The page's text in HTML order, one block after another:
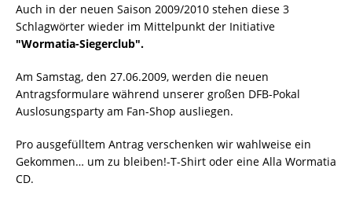
Auch in der neuen Saison 2009/2010 stehen diese 3
Schlagwörter wieder im Mittelpunkt der Initiative
"Wormatia-Siegerclub".
Am Samstag, den 27.06.2009, werden die neuen
Antragsformulare während unserer großen DFB-Pokal
Auslosungsparty am Fan-Shop ausliegen.
Pro ausgefülltem Antrag verschenken wir wahlweise ein
Gekommen… um zu bleiben!-T-Shirt oder eine Alla Wormatia
CD.